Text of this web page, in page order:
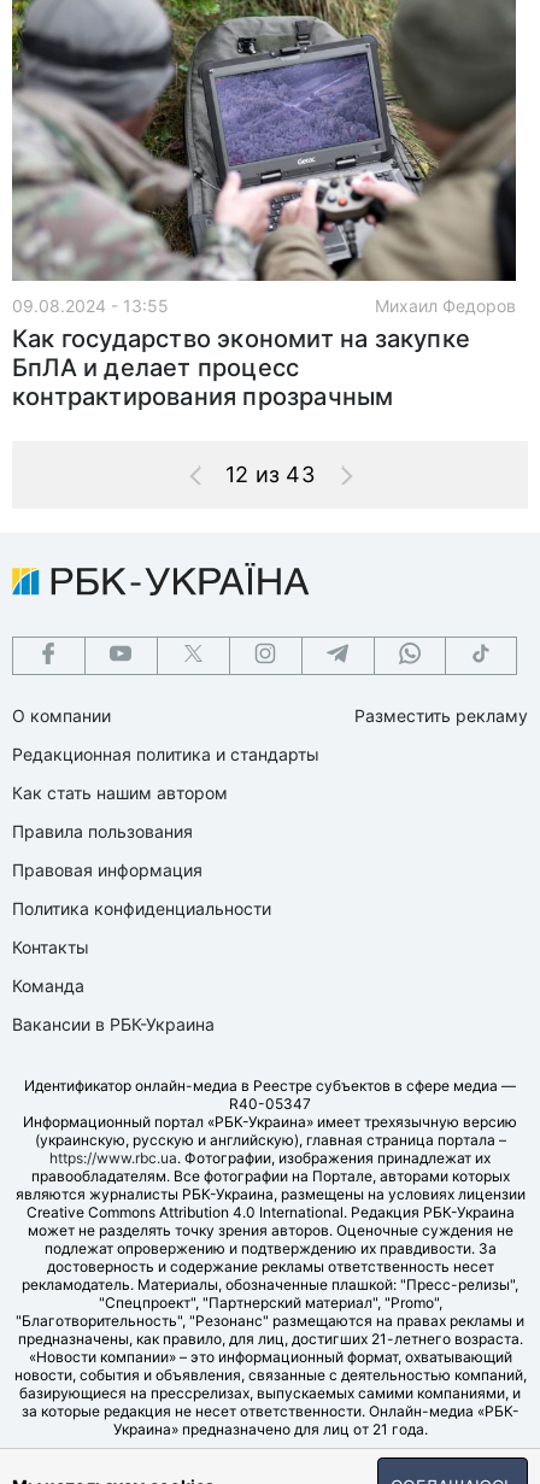
09.08.2024 - 13:55 Михаил Федоров
Как государство экономит на закупке
БпЛА и делает процесс
контрактирования прозрачным
12 из 43
О компании
Редакционная политика и стандарты
Как стать нашим автором
Правила пользования
Правовая информация
Политика конфиденциальности
Контакты
Команда
Вакансии в РБК-Украина
Разместить рекламу
Идентификатор онлайн-медиа в Реестре субъектов в сфере медиа —
R40-05347
Информационный портал «РБК-Украина» имеет трехязычную версию
(украинскую, русскую и английскую), главная страница портала –
https://www.rbc.ua. Фотографии, изображения принадлежат их
правообладателям. Все фотографии на Портале, авторами которых
являются журналисты РБК-Украина, размещены на условиях лицензии
Creative Commons Attribution 4.0 International. Редакция РБК-Украина
может не разделять точку зрения авторов. Оценочные суждения не
подлежат опровержению и подтверждению их правдивости. За
достоверность и содержание рекламы ответственность несет
рекламодатель. Материалы, обозначенные плашкой: "Пресс-релизы",
"Спецпроект", "Партнерский материал", "Promo",
"Благотворительность", "Резонанс" размещаются на правах рекламы и
предназначены, как правило, для лиц, достигших 21-летнего возраста.
«Новости компании» – это информационный формат, охватывающий
новости, события и объявления, связанные с деятельностью компаний,
базирующиеся на прессрелизах, выпускаемых самими компаниями, и
за которые редакция не несет ответственности. Онлайн-медиа «РБК-
Украина» предназначено для лиц от 21 года.
© LLC "UBT MEDIA", 2006-2026.